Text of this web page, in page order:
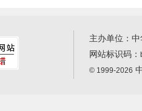
主办单位：
网站标识码：
© 1999-2026